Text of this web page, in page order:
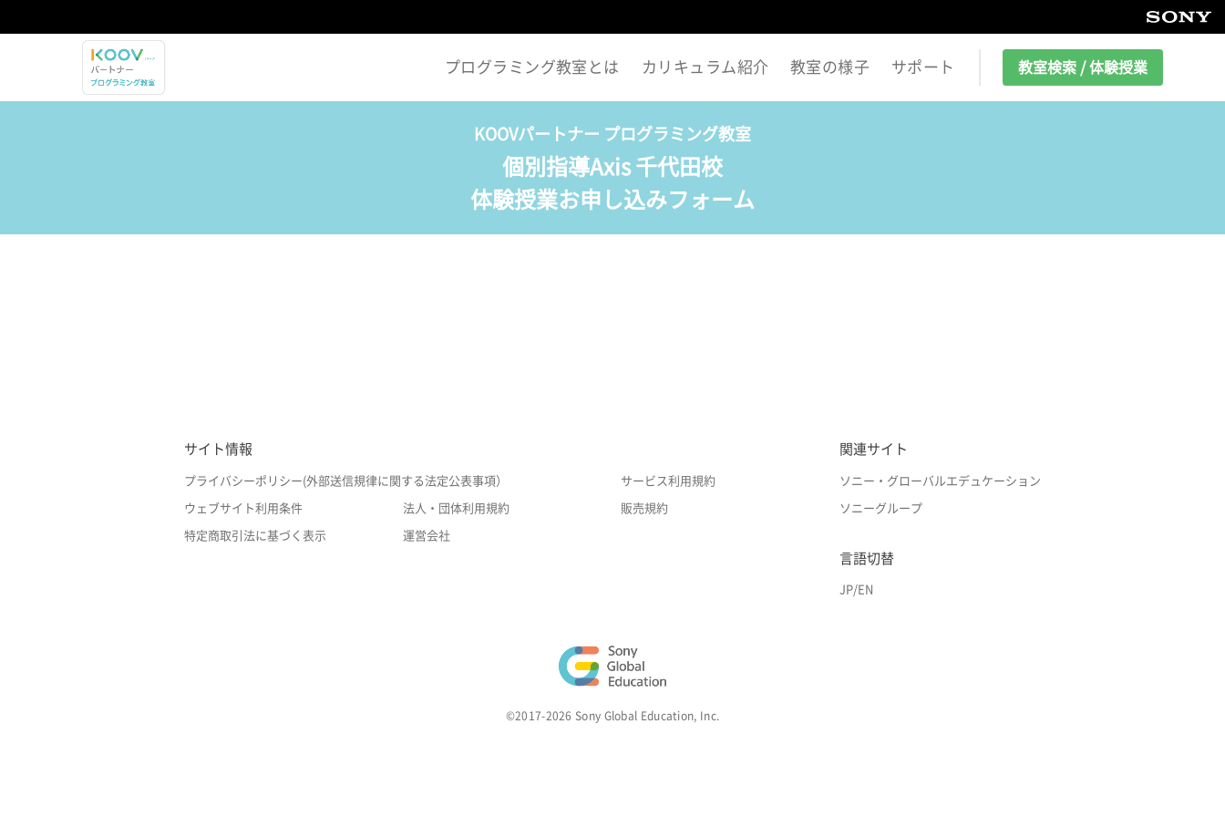
プログラミング教室とは カリキュラム紹介 教室の様子 サポート 教室検索 / 体験授業
KOOVパートナー プログラミング教室
個別指導Axis 千代田校
体験授業お申し込みフォーム
サイト情報
プライバシーポリシー(外部送信規律に関する法定公表事項） サービス利用規約
ウェブサイト利用条件 法人・団体利用規約 販売規約
特定商取引法に基づく表示 運営会社
関連サイト
ソニー・グローバルエデュケーション
ソニーグループ
言語切替
JP/EN
©2017-2026 Sony Global Education, Inc.